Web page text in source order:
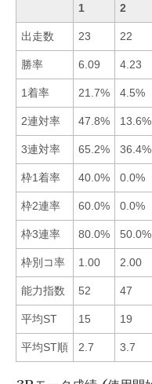
1 2
出走数 23 22
勝率 6.09 4.23
1着率 21.7% 4.5%
2連対率 47.8% 13.6%
3連対率 65.2% 36.4%
枠1着率 40.0% 0.0%
枠2連率 60.0% 0.0%
枠3連率 80.0% 50.0%
枠別コ率 1.00 2.00
能力指数 52 47
平均ST 15 19
平均ST順 2.7 3.7